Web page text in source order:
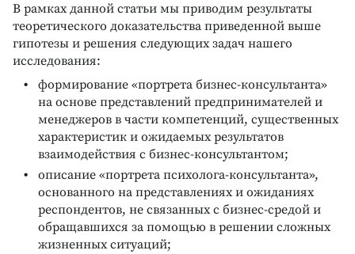
В рамках данной статьи мы приводим результаты
теоретического доказательства приведенной выше
гипотезы и решения следующих задач нашего
исследования:
формирование «портрета бизнес-консультанта»
на основе представлений предпринимателей и
менеджеров в части компетенций, существенных
характеристик и ожидаемых результатов
взаимодействия с бизнес-консультантом;
описание «портрета психолога-консультанта»,
основанного на представлениях и ожиданиях
респондентов, не связанных с бизнес-средой и
обращавшихся за помощью в решении сложных
жизненных ситуаций;